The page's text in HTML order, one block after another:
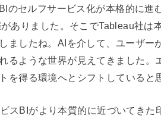
のセルフサービス化が本格的に進
ありました。そこでTableau社は
ましたね。AIを介して、ユーザー
るような世界が見えてきました。
を得る環境へとシフトしていると
スBIがより本質的に近づいてきた